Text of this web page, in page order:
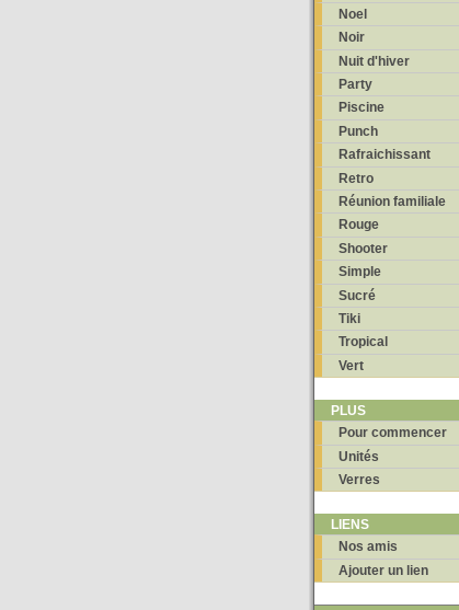
Noel
Noir
Nuit d'hiver
Party
Piscine
Punch
Rafraichissant
Retro
Réunion familiale
Rouge
Shooter
Simple
Sucré
Tiki
Tropical
Vert
PLUS
Pour commencer
Unités
Verres
LIENS
Nos amis
Ajouter un lien